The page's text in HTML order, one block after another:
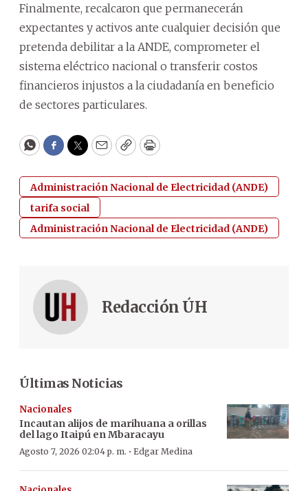
Finalmente, recalcaron que permanecerán
expectantes y activos ante cualquier decisión que
pretenda debilitar a la ANDE, comprometer el
sistema eléctrico nacional o transferir costos
financieros injustos a la ciudadanía en beneficio
de sectores particulares.
WhatsApp
Facebook
Twitter
EmailCopyPrint
Administración Nacional de Electricidad (ANDE)
tarifa social
Administración Nacional de Electricidad (ANDE)
Redacción ÚH
Últimas Noticias
Nacionales
Incautan alijos de marihuana a orillas
del lago Itaipú en Mbaracayu
Agosto 7, 2026 02:04 p. m. · Edgar Medina